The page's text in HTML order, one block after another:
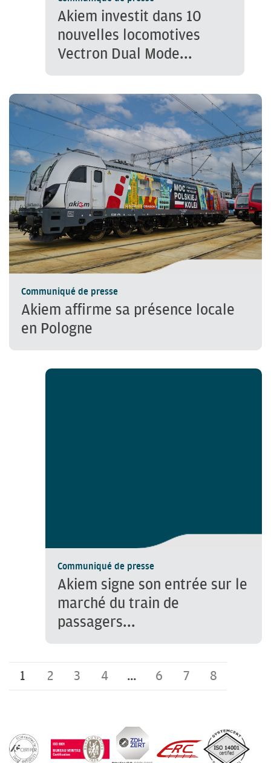
Akiem investit dans 10
nouvelles locomotives
Vectron Dual Mode...
Communiqué de presse
Akiem affirme sa présence locale
en Pologne
Communiqué de presse
Akiem signe son entrée sur le
marché du train de
passagers...
1 2 3 4 … 6 7 8